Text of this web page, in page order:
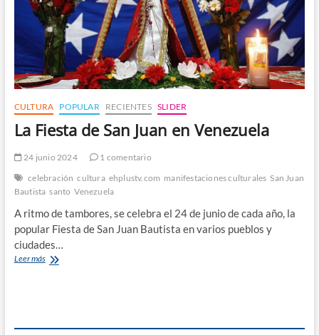
CULTURA POPULAR RECIENTES SLIDER
La Fiesta de San Juan en Venezuela
24 junio 2024
1 comentario
celebración cultura ehplustv.com manifestaciones culturales San Juan
Bautista santo Venezuela
A ritmo de tambores, se celebra el 24 de junio de cada año, la
popular Fiesta de San Juan Bautista en varios pueblos y
ciudades…
Leer másLa